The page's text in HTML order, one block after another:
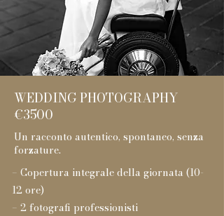
WEDDING PHOTOGRAPHY
€3500
Un racconto autentico, spontaneo, senza
forzature.
– Copertura integrale della giornata (10-
12 ore)
– 2 fotografi professionisti